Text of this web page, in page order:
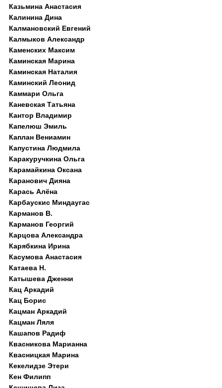
Казьмина Анастасия
Калинина Дина
Калмановский Евгений
Калмыков Александр
Каменских Максим
Каминская Марина
Каминская Наталия
Каминский Леонид
Каммари Ольга
Каневская Татьяна
Кантор Владимир
Капелюш Эмиль
Каплан Вениамин
Капустина Людмила
Каракуручкина Ольга
Карамайкина Оксана
Каранович Дияна
Карась Алёна
Карбаускис Миндаугас
Карманов В.
Карманов Георгий
Карцова Александра
Карябкина Ирина
Касумова Анастасия
Катаева Н.
Катышева Дженни
Кац Аркадий
Кац Борис
Кацман Аркадий
Кацман Ляля
Кашапов Радиф
Квасникова Марианна
Квасницкая Марина
Кекелидзе Этери
Кен Филипп